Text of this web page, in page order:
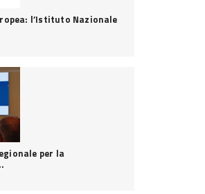
l’Istituto Nazionale
per la